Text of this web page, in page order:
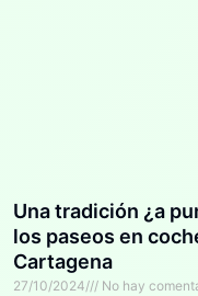
Una tradición ¿a
los paseos en
Cartagena
27/10/2024 No hay